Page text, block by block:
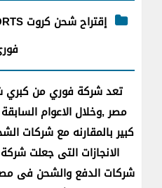
تعد شركة فوري من كبري
مصر ,وخلال الاعوام
كبير بالمقارنه مع شركات
الانجازات التى جعلت
شركات الدفع والشحن فى